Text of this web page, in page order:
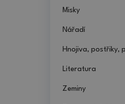
Misky
Nářadí
Hnojiva, postřiky,
Literatura
Zeminy